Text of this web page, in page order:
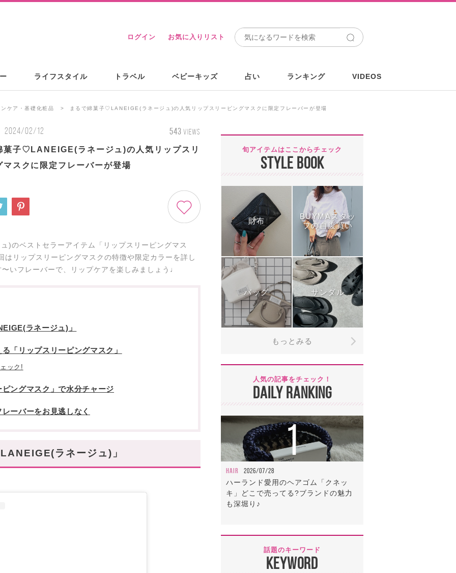
ログイン お気に入りリスト
ライフスタイル トラベル ベビーキッズ 占い ランキング VIDEOS
ケア・基礎化粧品 まるで綿菓子♡LANEIGE(ラネージュ)の人気リップスリーピングマスクに限定フレーバーが登場
2024/02/12 543 VIEWS
菓子♡LANEIGE(ラネージュ)の人気リップスリ
マスクに限定フレーバーが登場
)のベストセラーアイテム「リップスリーピングマス
リップスリーピングマスクの特徴や限定カラーを詳し
いフレーバーで、リップケアを楽しみましょう♩
ラネージュ)」
「リップスリーピングマスク」
ック!
ングマスク」で水分チャージ
ーバーをお見逃しなく
ラネージュ)」
旬アイテムはここからチェック
STYLE BOOK
財布
BUYMAスタッ
フの自腹買い
バッグ サンダル
もっとみる
人気の記事をチェック！
DAILY RANKING
1
HAIR 2026/07/28
ハーランド愛用のヘアゴム「クネッ
キ」どこで売ってる?ブランドの魅力
も深堀り♪
話題のキーワード
KEYWORD